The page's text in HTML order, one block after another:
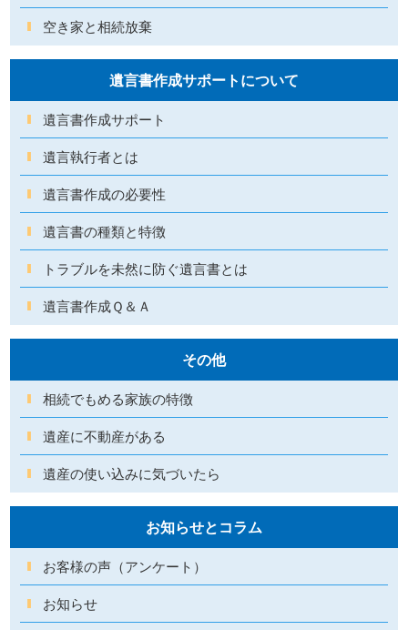
空き家と相続放棄
遺言書作成サポートについて
遺言書作成サポート
遺言執行者とは
遺言書作成の必要性
遺言書の種類と特徴
トラブルを未然に防ぐ遺言書とは
遺言書作成Ｑ＆Ａ
その他
相続でもめる家族の特徴
遺産に不動産がある
遺産の使い込みに気づいたら
お知らせとコラム
お客様の声（アンケート）
お知らせ